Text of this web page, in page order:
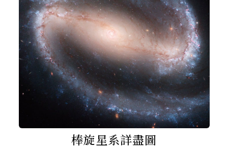
棒旋星系詳盡圖